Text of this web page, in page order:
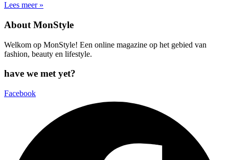
Lees meer »
About MonStyle
Welkom op MonStyle! Een online magazine op het gebied van
fashion, beauty en lifestyle.
have we met yet?
Facebook